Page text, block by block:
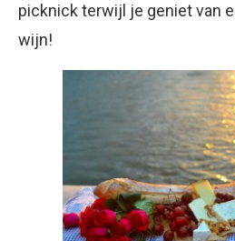
picknick terwijl je geniet van
wijn!